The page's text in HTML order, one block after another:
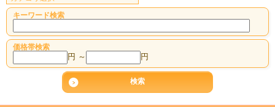
キーワード検索
価格帯検索
円 ～ 円